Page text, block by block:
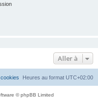
Aller à
Heures au format UTC+02:00
© phpBB Limited